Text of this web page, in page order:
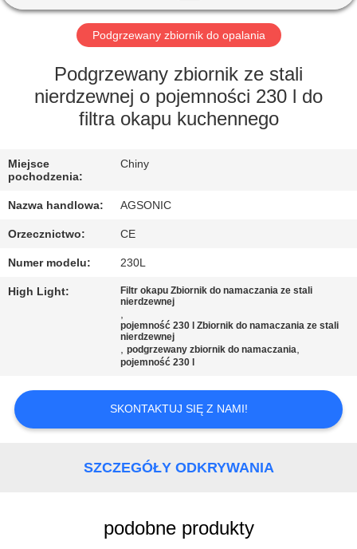
O
WYCIECZKA
KONTROLA
SKONTAKTUJ
SIĘ
AKTUALNOŚCI
Podgrzewany zbiornik do opalania
Podgrzewany zbiornik ze stali
nierdzewnej o pojemności 230 l do
filtra okapu kuchennego
Miejsce
pochodzenia:
Chiny
Nazwa handlowa: AGSONIC
Orzecznictwo: CE
Numer modelu: 230L
High Light:
Filtr okapu Zbiornik do namaczania ze stali
nierdzewnej
,
pojemność 230 l Zbiornik do namaczania ze stali
nierdzewnej
,podgrzewany zbiornik do namaczania,
pojemność 230 l
SKONTAKTUJ SIĘ Z NAMI!
SZCZEGÓŁY ODKRYWANIA
podobne produkty